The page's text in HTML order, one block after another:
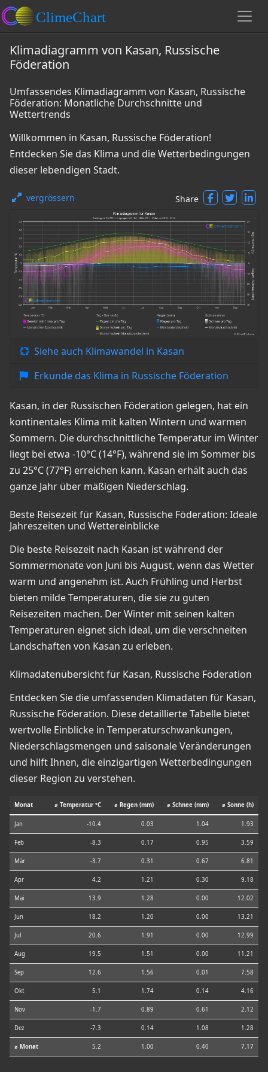
Klimadiagramm von Kasan, Russische
Föderation
Umfassendes Klimadiagramm von Kasan, Russische
Föderation: Monatliche Durchschnitte und
Wettertrends
Willkommen in Kasan, Russische Föderation!
Entdecken Sie das Klima und die Wetterbedingungen
dieser lebendigen Stadt.
vergrössern Share
Siehe auch Klimawandel in Kasan
Erkunde das Klima in Russische Föderation
Kasan, in der Russischen Föderation gelegen, hat ein
kontinentales Klima mit kalten Wintern und warmen
Sommern. Die durchschnittliche Temperatur im Winter
liegt bei etwa -10°C (14°F), während sie im Sommer bis
zu 25°C (77°F) erreichen kann. Kasan erhält auch das
ganze Jahr über mäßigen Niederschlag.
Beste Reisezeit für Kasan, Russische Föderation: Ideale
Jahreszeiten und Wettereinblicke
Die beste Reisezeit nach Kasan ist während der
Sommermonate von Juni bis August, wenn das Wetter
warm und angenehm ist. Auch Frühling und Herbst
bieten milde Temperaturen, die sie zu guten
Reisezeiten machen. Der Winter mit seinen kalten
Temperaturen eignet sich ideal, um die verschneiten
Landschaften von Kasan zu erleben.
Klimadatenübersicht für Kasan, Russische Föderation
Entdecken Sie die umfassenden Klimadaten für Kasan,
Russische Föderation. Diese detaillierte Tabelle bietet
wertvolle Einblicke in Temperaturschwankungen,
Niederschlagsmengen und saisonale Veränderungen
und hilft Ihnen, die einzigartigen Wetterbedingungen
dieser Region zu verstehen.
Monat ⌀ Temperatur °C ⌀ Regen (mm) ⌀ Schnee (mm) ⌀ Sonne (h)
Jan -10.4 0.03 1.04 1.93
Feb -8.3 0.17 0.95 3.59
Mär -3.7 0.31 0.67 6.81
Apr 4.2 1.21 0.30 9.18
Mai 13.9 1.28 0.00 12.02
Jun 18.2 1.20 0.00 13.21
Jul 20.6 1.91 0.00 12.99
Aug 19.5 1.51 0.00 11.21
Sep 12.6 1.56 0.01 7.58
Okt 5.1 1.74 0.14 4.16
Nov -1.7 0.89 0.61 2.12
Dez -7.3 0.14 1.08 1.28
⌀ Monat 5.2 1.00 0.40 7.17